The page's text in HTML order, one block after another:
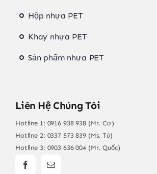
Hộp nhựa PET
Khay nhựa PET
Sản phẩm nhựa PET
Liên Hệ Chúng Tôi
Hotline 1: 0916 938 938 (Mr. Cơ)
Hotline 2: 0337 573 839 (Ms. Tú)
Hotline 3: 0903 636 004 (Mr. Quốc)